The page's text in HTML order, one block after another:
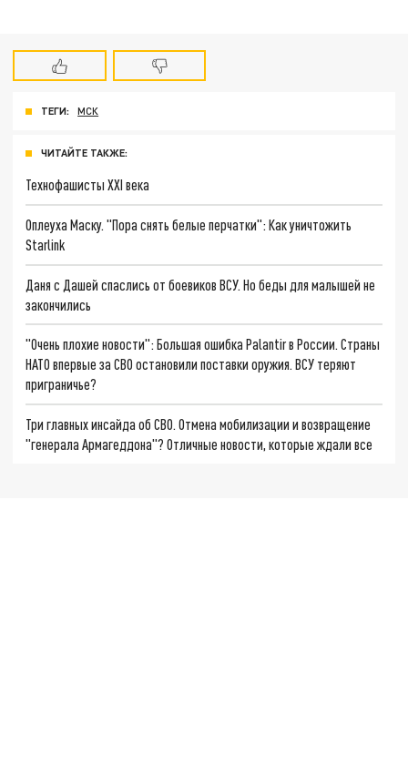
ТЕГИ: МСК
ЧИТАЙТЕ ТАКЖЕ:
Технофашисты XXI века
Оплеуха Маску. "Пора снять белые перчатки": Как уничтожить
Starlink
Даня с Дашей спаслись от боевиков ВСУ. Но беды для малышей не
закончились
"Очень плохие новости": Большая ошибка Palantir в России. Страны
НАТО впервые за СВО остановили поставки оружия. ВСУ теряют
приграничье?
Три главных инсайда об СВО. Отмена мобилизации и возвращение
"генерала Армагеддона"? Отличные новости, которые ждали все